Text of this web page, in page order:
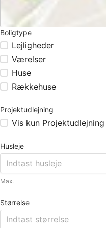
Boligtype
Lejligheder
Værelser
Huse
Rækkehuse
Projektudlejning
Vis kun Projektudlejning
Husleje
Max.
Størrelse